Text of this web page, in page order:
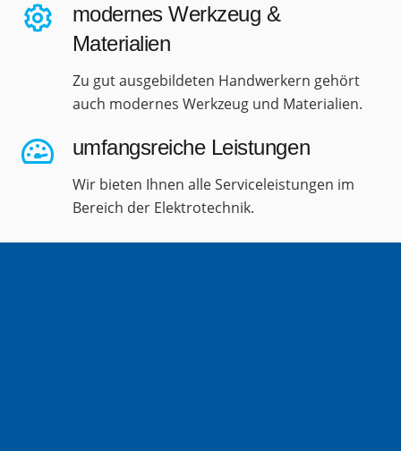
modernes Werkzeug &
Materialien
Zu gut ausgebildeten Handwerkern gehört
auch modernes Werkzeug und Materialien.
umfangsreiche Leistungen
Wir bieten Ihnen alle Serviceleistungen im
Bereich der Elektrotechnik.